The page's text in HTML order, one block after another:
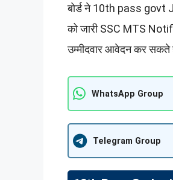
बोर्ड ने 10th pass govt
को जारी SSC MTS
उम्मीदवार आवेदन कर
WhatsApp Group
Telegram Group